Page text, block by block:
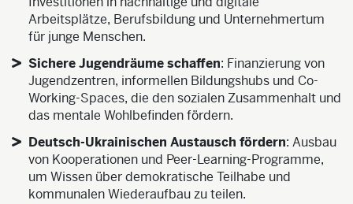
Arbeitsplätze, Berufsbildung und Unternehmertum
für junge Menschen.
Sichere Jugendräume schaffen: Finanzierung von
Jugendzentren, informellen Bildungshubs und Co-
Working-Spaces, die den sozialen Zusammenhalt und
das mentale Wohlbefinden fördern.
Deutsch-Ukrainischen Austausch fördern: Ausbau
von Kooperationen und Peer-Learning-Programme,
um Wissen über demokratische Teilhabe und
kommunalen Wiederaufbau zu teilen.